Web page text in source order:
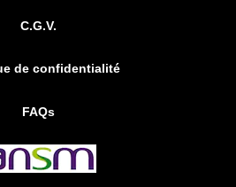
C.G.V.
de confidentialité
FAQs